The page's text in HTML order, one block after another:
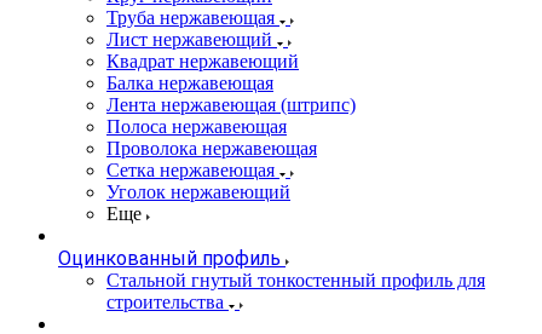
Труба нержавеющая
Лист нержавеющий
Квадрат нержавеющий
Балка нержавеющая
Лента нержавеющая (штрипс)
Полоса нержавеющая
Проволока нержавеющая
Сетка нержавеющая
Уголок нержавеющий
Еще
Оцинкованный профиль
Стальной гнутый тонкостенный профиль для
строительства